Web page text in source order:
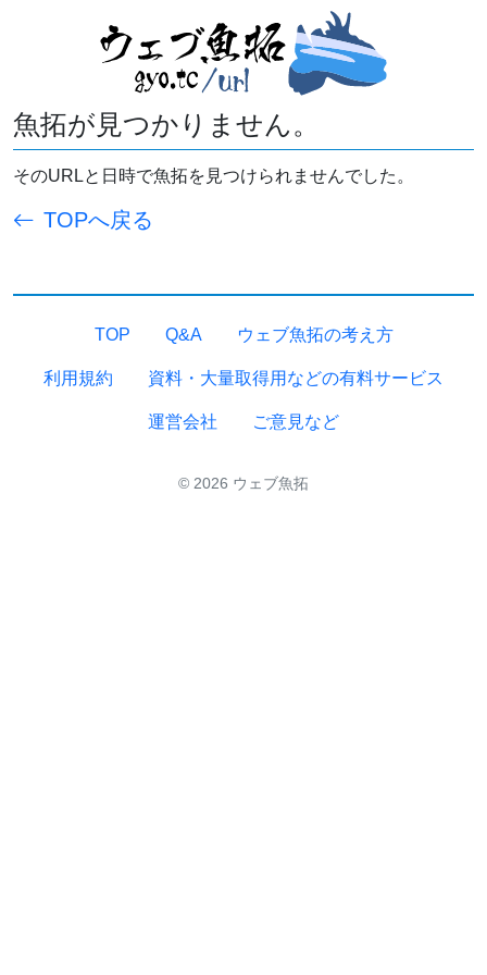
魚拓が見つかりません。
そのURLと日時で魚拓を見つけられませんでした。
TOPへ戻る
TOP Q&A ウェブ魚拓の考え方
利用規約 資料・大量取得用などの有料サービス
運営会社 ご意見など
© 2026 ウェブ魚拓